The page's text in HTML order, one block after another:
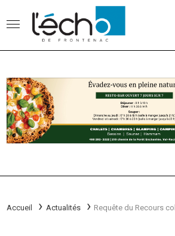
Accueil Actualités